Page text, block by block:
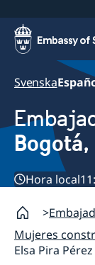
Svenska
Hora local
Mujeres
Elsa Pira Pérez